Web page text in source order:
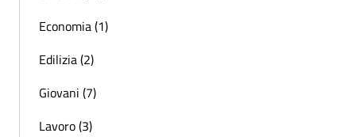
Economia (1)
Edilizia (2)
Giovani (7)
Lavoro (3)